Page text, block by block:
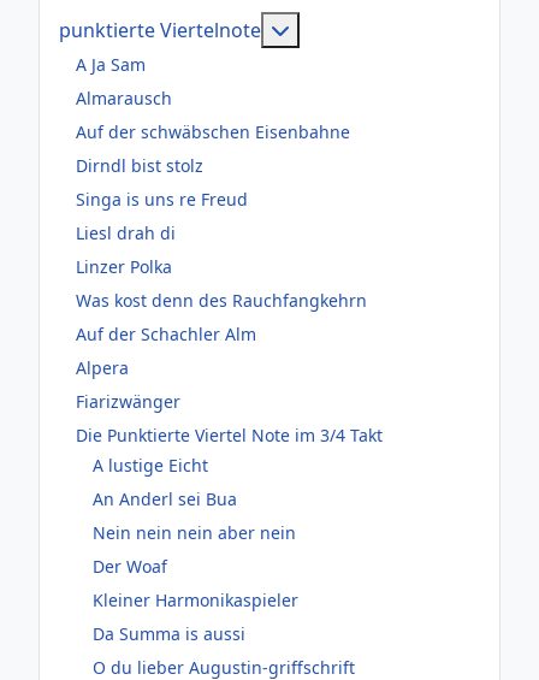
punktierte Viertelnote
A Ja Sam
Almarausch
Auf der schwäbschen Eisenbahne
Dirndl bist stolz
Singa is uns re Freud
Liesl drah di
Linzer Polka
Was kost denn des Rauchfangkehrn
Auf der Schachler Alm
Alpera
Fiarizwänger
Die Punktierte Viertel Note im 3/4 Takt
A lustige Eicht
An Anderl sei Bua
Nein nein nein aber nein
Der Woaf
Kleiner Harmonikaspieler
Da Summa is aussi
O du lieber Augustin-griffschrift